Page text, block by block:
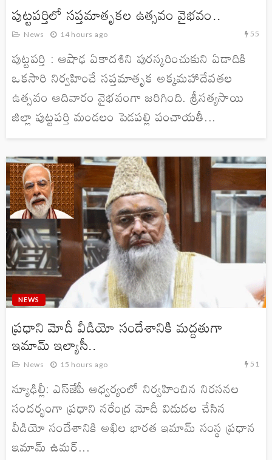
పుట్టపర్తిలో సప్తమాతృకల ఉత్సవం వైభవం..
News 14 hours ago 55
పుట్టపర్తి : ఆషాఢ ఏకాదశిని పురస్కరించుకుని ఏడాదికి
ఒకసారి నిర్వహించే సప్తమాతృక అక్కమహాదేవతల
ఉత్సవం ఆదివారం వైభవంగా జరిగింది. శ్రీసత్యసాయి
జిల్లా పుట్టపర్తి మండలం పెడపల్లి పంచాయతీ...
NEWS
ప్రధాని మోదీ వీడియో సందేశానికి మద్దతుగా
ఇమామ్ ఇల్యాసీ..
News 15 hours ago 51
న్యూఢిల్లీ: ఎస్‌జేపీ ఆధ్వర్యంలో నిర్వహించిన నిరసనల
సందర్భంగా ప్రధాని నరేంద్ర మోదీ విడుదల చేసిన
వీడియో సందేశానికి అఖిల భారత ఇమామ్ సంస్థ ప్రధాన
ఇమామ్ ఉమర్...